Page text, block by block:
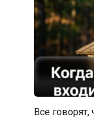
Все говорят,